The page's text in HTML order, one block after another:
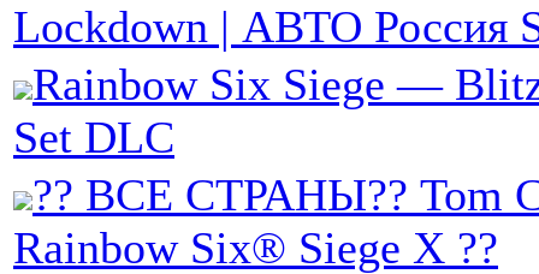
Lockdown | АВТО Россия
Rainbow Six Siege —
Set DLC
?? ВСЕ СТРАНЫ?? Tom
Rainbow Six® Siege X ??